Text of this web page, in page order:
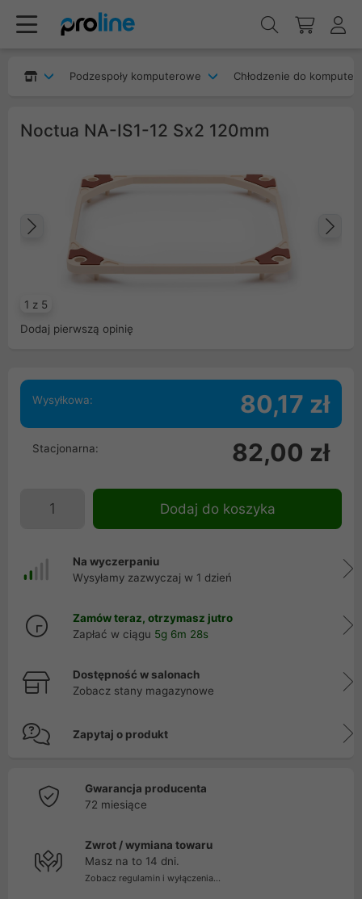
Podzespoły komputerowe Chłodzenie do
Noctua NA-IS1-12 Sx2 120mm
1 z 5
Poprzedni
Dodaj pierwszą opinię
Wysyłkowa: 80,17 zł
Stacjonarna: 82,00 zł
Dodaj do koszyka
Na wyczerpaniu
Wysyłamy zazwyczaj w 1 dzień
Zamów teraz, otrzymasz jutro
Zapłać w ciągu 5g 6m 27s
Dostępność w salonach
Zobacz stany magazynowe
Zapytaj o produkt
Gwarancja producenta
72 miesiące
Zwrot / wymiana towaru
Masz na to 14 dni.
Zobacz regulamin i wyłączenia...